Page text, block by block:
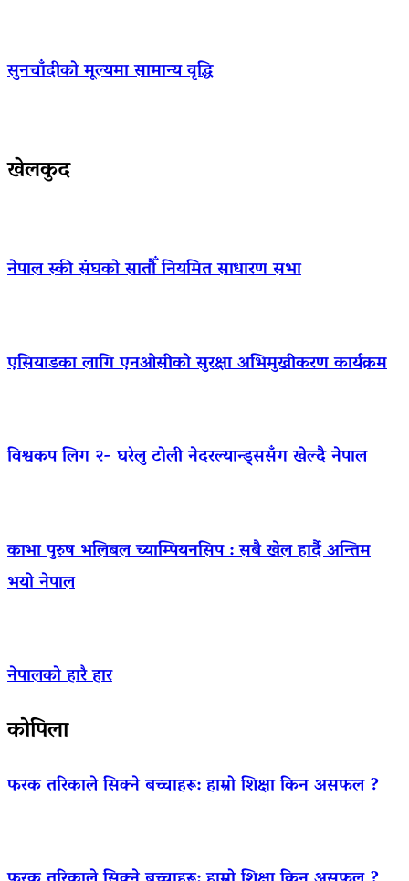
सुनचाँदीको मूल्यमा सामान्य वृद्धि
खेलकुद
नेपाल स्की संघको सातौँ नियमित साधारण सभा
एसियाडका लागि एनओसीको सुरक्षा अभिमुखीकरण कार्यक्रम
विश्वकप लिग २- घरेलु टोली नेदरल्यान्ड्ससँग खेल्दै नेपाल
काभा पुरुष भलिबल च्याम्पियनसिप : सबै खेल हार्दै अन्तिम
भयो नेपाल
नेपालको हारै हार
कोपिला
फरक तरिकाले सिक्ने बच्चाहरू: हाम्रो शिक्षा किन असफल ?